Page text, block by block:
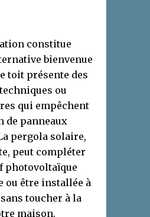
constitue
bienvenue
toit présente des
ou
qui empêchent
de panneaux
pergola solaire,
peut compléter
photovoltaïque
ou être installée à
toucher à la
maison.